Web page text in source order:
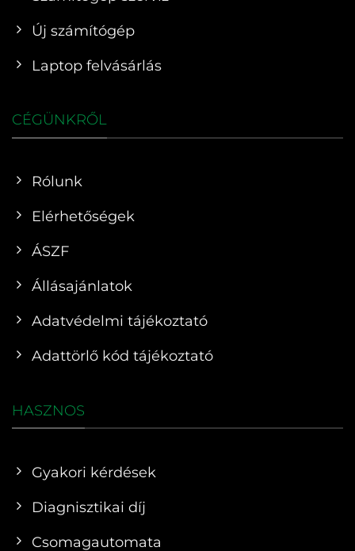
Új számítógép
Laptop felvásárlás
CÉGÜNKRŐL
Rólunk
Elérhetőségek
ÁSZF
Állásajánlatok
Adatvédelmi tájékoztató
Adattörlő kód tájékoztató
HASZNOS
Gyakori kérdések
Diagnisztikai díj
Csomagautomata